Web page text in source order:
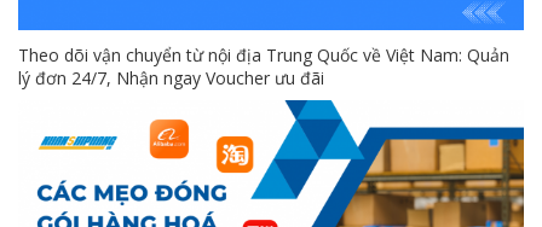
Theo dõi vận chuyển từ nội địa Trung Quốc về Việt Nam: Quản
lý đơn 24/7, Nhận ngay Voucher ưu đãi